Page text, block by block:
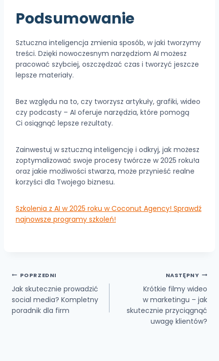
Podsumowanie
Sztuczna inteligencja zmienia sposób, w jaki tworzymy
treści. Dzięki nowoczesnym narzędziom AI możesz
pracować szybciej, oszczędzać czas i tworzyć jeszcze
lepsze materiały.
Bez względu na to, czy tworzysz artykuły, grafiki, wideo
czy podcasty – AI oferuje narzędzia, które pomogą
Ci osiągnąć lepsze rezultaty.
Zainwestuj w sztuczną inteligencję i odkryj, jak możesz
zoptymalizować swoje procesy twórcze w 2025 roku!a
oraz jakie możliwości stwarza, może przynieść realne
korzyści dla Twojego biznesu.
Szkolenia z AI w 2025 roku w Coconut Agency! Sprawdź
najnowsze programy szkoleń!
Nawigacja
wpisu
POPRZEDNI
Jak skutecznie prowadzić
social media? Kompletny
poradnik dla firm
NASTĘPNY
Krótkie filmy wideo
w marketingu – jak
skutecznie przyciągnąć
uwagę klientów?